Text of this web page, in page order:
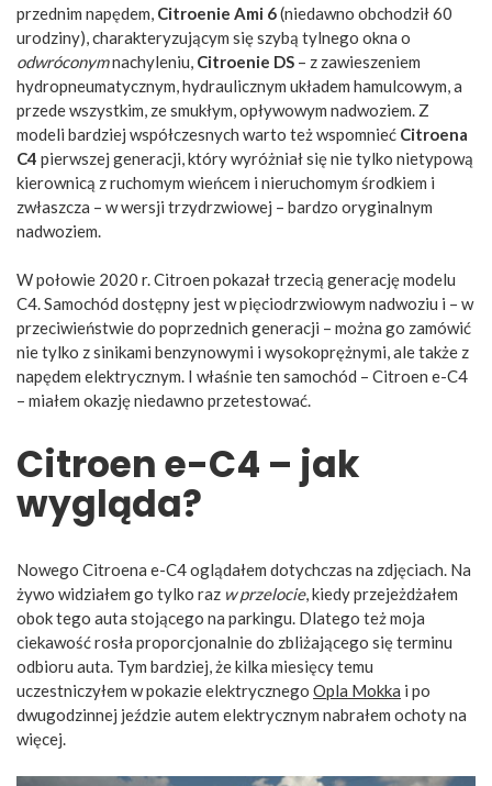
przednim napędem, Citroenie Ami 6(niedawno obchodził 60
urodziny), charakteryzującym się szybą tylnego okna o
odwróconymnachyleniu, Citroenie DS – z zawieszeniem
hydropneumatycznym, hydraulicznym układem hamulcowym, a
przede wszystkim, ze smukłym, opływowym nadwoziem. Z
modeli bardziej współczesnych warto też wspomnieć Citroena
C4 pierwszej generacji, który wyróżniał się nie tylko nietypową
kierownicą z ruchomym wieńcem i nieruchomym środkiem i
zwłaszcza – w wersji trzydrzwiowej – bardzo oryginalnym
nadwoziem.
W połowie 2020 r. Citroen pokazał trzecią generację modelu
C4. Samochód dostępny jest w pięciodrzwiowym nadwoziu i – w
przeciwieństwie do poprzednich generacji – można go zamówić
nie tylko z sinikami benzynowymi i wysokoprężnymi, ale także z
napędem elektrycznym. I właśnie ten samochód – Citroen e-C4
– miałem okazję niedawno przetestować.
Citroen e-C4 – jak
wygląda?
Nowego Citroena e-C4 oglądałem dotychczas na zdjęciach. Na
żywo widziałem go tylko raz w przelocie, kiedy przejeżdżałem
obok tego auta stojącego na parkingu. Dlatego też moja
ciekawość rosła proporcjonalnie do zbliżającego się terminu
odbioru auta. Tym bardziej, że kilka miesięcy temu
uczestniczyłem w pokazie elektrycznego Opla Mokka i po
dwugodzinnej jeździe autem elektrycznym nabrałem ochoty na
więcej.